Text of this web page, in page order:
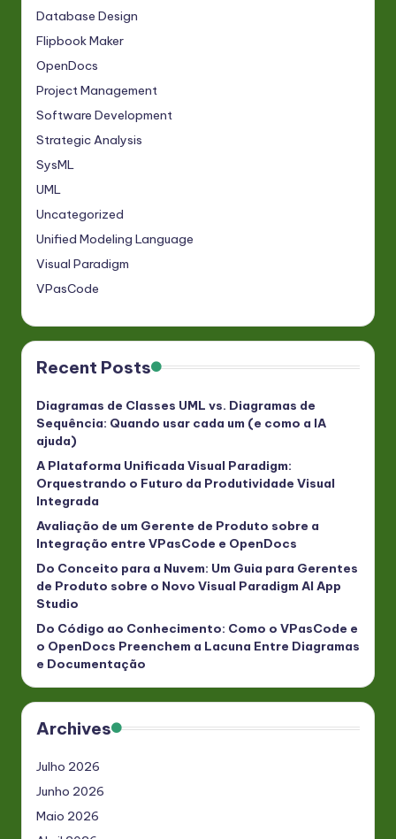
Database Design
Flipbook Maker
OpenDocs
Project Management
Software Development
Strategic Analysis
SysML
UML
Uncategorized
Unified Modeling Language
Visual Paradigm
VPasCode
Recent Posts
Diagramas de Classes UML vs. Diagramas de
Sequência: Quando usar cada um (e como a IA
ajuda)
A Plataforma Unificada Visual Paradigm:
Orquestrando o Futuro da Produtividade Visual
Integrada
Avaliação de um Gerente de Produto sobre a
Integração entre VPasCode e OpenDocs
Do Conceito para a Nuvem: Um Guia para Gerentes
de Produto sobre o Novo Visual Paradigm AI App
Studio
Do Código ao Conhecimento: Como o VPasCode e
o OpenDocs Preenchem a Lacuna Entre Diagramas
e Documentação
Archives
Julho 2026
Junho 2026
Maio 2026